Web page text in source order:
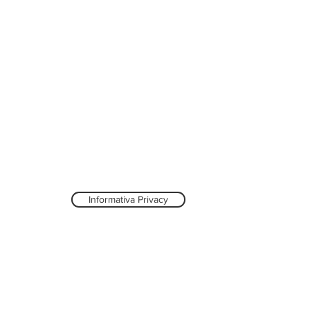
Informativa Privacy